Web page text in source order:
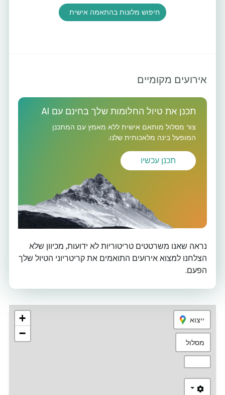
חיפוש מלונות בהתאמה אישית
אירועים מקומיים
תכנן את טיול החלומות שלך בחינם עם AI
צור מסלול מותאם אישית ללא מאמץ עם המתכנן
המופעל בינה מלאכותית שלנו.
תכנן עכשיו
נראה שאנו משרטטים טריטוריות לא ידועות, מכיוון שלא
הצלחנו למצוא אירועים התואמים את קריטריוני הטיול שלך
הפעם.
+
−
ייצוא
מסלול